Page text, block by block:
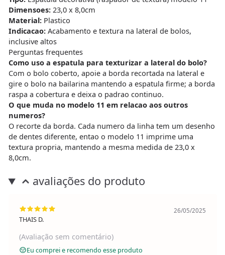
Dimensoes:23,0 x 8,0cm
Material:Plastico
Indicacao:Acabamento e textura na lateral de bolos,
inclusive altos
Perguntas frequentes
Como uso a espatula para texturizar a lateral do bolo?
Com o bolo coberto, apoie a borda recortada na lateral e
gire o bolo na bailarina mantendo a espatula firme; a borda
raspa a cobertura e deixa o padrao continuo.
O que muda no modelo 11 em relacao aos outros
numeros?
O recorte da borda. Cada numero da linha tem um desenho
de dentes diferente, entao o modelo 11 imprime uma
textura propria, mantendo a mesma medida de 23,0 x
8,0cm.
avaliações do produto
THAIS D.
26/05/2025
(Avaliação sem comentário)
Eu comprei e recomendo esse produto